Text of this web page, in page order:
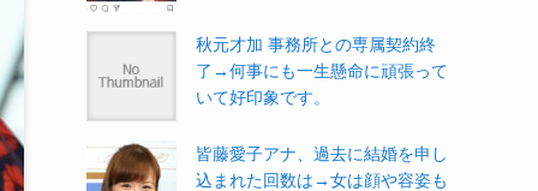
秋元才加 事務所との専属契約終
了→何事にも一生懸命に頑張って
いて好印象です。
皆藤愛子アナ、過去に結婚を申し
込まれた回数は→女は顔や容姿も